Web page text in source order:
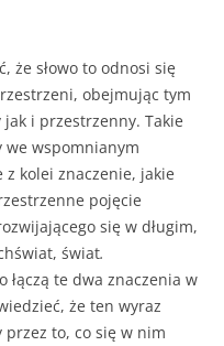
że słowo to odnosi się
obejmując tym
i przestrzenny. Takie
we wspomnianym
z kolei znaczenie, jakie
pojęcie
się w długim,
świat.
te dwa znaczenia w
że ten wyraz
przez to, co się w nim